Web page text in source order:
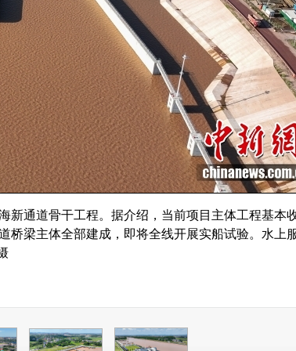
通道骨干工程。据介绍，当前项目主体工程基本
梁主体全部建成，即将全线开展实船试验。水上